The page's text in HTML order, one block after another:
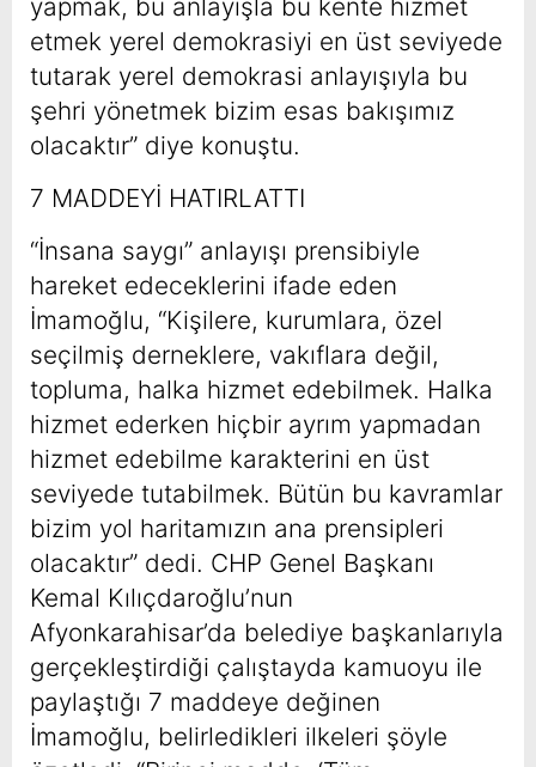
yapmak, bu anlayışla bu kente hizmet
etmek yerel demokrasiyi en üst seviyede
tutarak yerel demokrasi anlayışıyla bu
şehri yönetmek bizim esas bakışımız
olacaktır” diye konuştu.
7 MADDEYİ HATIRLATTI
“İnsana saygı” anlayışı prensibiyle
hareket edeceklerini ifade eden
İmamoğlu, “Kişilere, kurumlara, özel
seçilmiş derneklere, vakıflara değil,
topluma, halka hizmet edebilmek. Halka
hizmet ederken hiçbir ayrım yapmadan
hizmet edebilme karakterini en üst
seviyede tutabilmek. Bütün bu kavramlar
bizim yol haritamızın ana prensipleri
olacaktır” dedi. CHP Genel Başkanı
Kemal Kılıçdaroğlu’nun
Afyonkarahisar’da belediye başkanlarıyla
gerçekleştirdiği çalıştayda kamuoyu ile
paylaştığı 7 maddeye değinen
İmamoğlu, belirledikleri ilkeleri şöyle